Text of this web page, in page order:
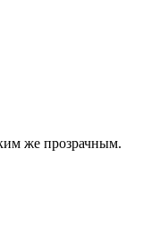
же прозрачным.